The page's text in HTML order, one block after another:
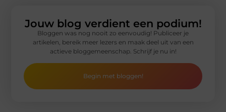
Jouw blog verdient een podium!
Bloggen was nog nooit zo eenvoudig! Publiceer je
artikelen, bereik meer lezers en maak deel uit van een
actieve bloggemeenschap. Schrijf je nu in!
Begin met bloggen!